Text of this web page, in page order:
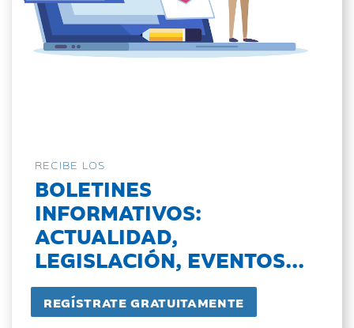
RECIBE LOS
BOLETINES
INFORMATIVOS:
ACTUALIDAD,
LEGISLACIÓN, EVENTOS...